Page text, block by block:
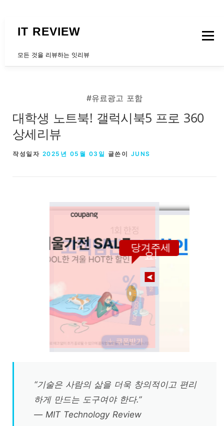
IT REVIEW
모든 것을 리뷰하는 잇리뷰
메뉴
#유료광고 포함
대학생 노트북! 갤럭시북5 프로 360
상세리뷰
작성일자 2025년 05월 03일 글쓴이 JUNS
당겨주세
요!
“기술은 사람의 삶을 더욱 창의적이고 편리
하게 만드는 도구여야 한다.”
— MIT Technology Review